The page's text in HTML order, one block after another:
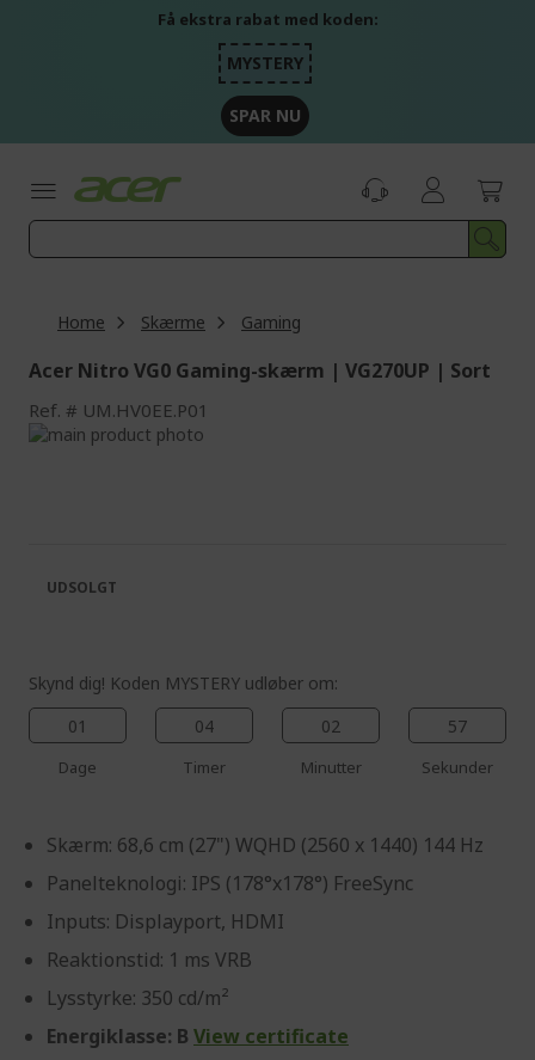
Få ekstra rabat med koden:
MYSTERY
SPAR NU
Home Skærme Gaming
Acer Nitro VG0 Gaming-skærm | VG270UP | Sort
Ref. UM.HV0EE.P01
Skip
images
gallery
the
images
Skynd dig! Koden MYSTERY udløber om:
01
Dage
04
Timer
02
Minutter
56
Sekunder
Skærm: 68,6 cm (27") WQHD (2560 x 1440) 144 Hz
Panelteknologi: IPS (178°x178°) FreeSync
Inputs: Displayport, HDMI
Reaktionstid: 1 ms VRB
Lysstyrke: 350 cd/m²
Energiklasse: B View certificate
UDSOLGT